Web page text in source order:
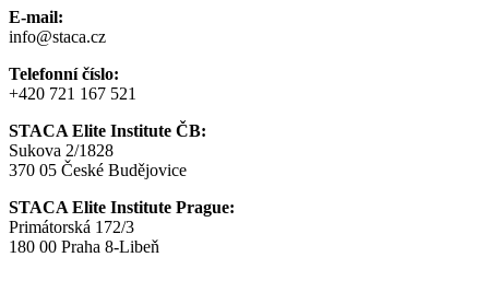
E-mail:
info@staca.cz
Telefonní číslo:
+420 721 167 521
STACA Elite Institute ČB:
Sukova 2/1828
370 05 České Budějovice
STACA Elite Institute Prague:
Primátorská 172/3
180 00 Praha 8-Libeň